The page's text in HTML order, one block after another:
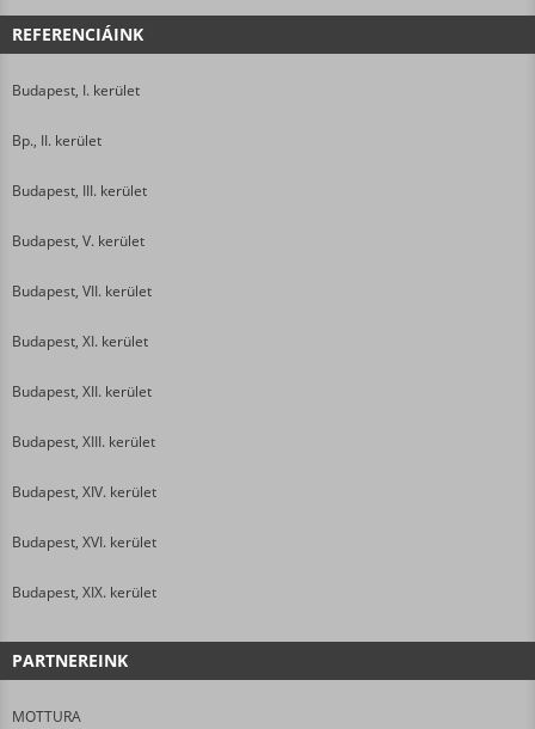
REFERENCIÁINK
Budapest, I. kerület
Bp., II. kerület
Budapest, III. kerület
Budapest, V. kerület
Budapest, VII. kerület
Budapest, XI. kerület
Budapest, XII. kerület
Budapest, XIII. kerület
Budapest, XIV. kerület
Budapest, XVI. kerület
Budapest, XIX. kerület
PARTNEREINK
MOTTURA